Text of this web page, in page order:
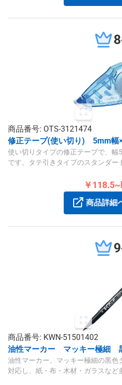
8
商品番号: OTS-3121474
修正テープ(使い切り) 5mm
使い切りタイプの修正テープで、幅
です。タテ引きタイプのスタンダー
￥118.5~
商品詳細
9
商品番号: KWN-51501402
油性マーカー マッキー極細
油性マーカー、マッキー極細の黒色
対応し、紙・布・木材・ガラスなど
乾・耐水性に優れたアルコール系イ